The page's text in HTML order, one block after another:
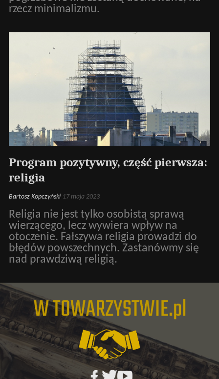
rzecz minimalizmu.
Program pozytywny, część pierwsza:
religia
Bartosz Kopczyński 17 maja 2023
Religia nie jest tylko osobistą sprawą
wierzącego, lecz wywiera wpływ na
otoczenie. Fałszywa religia prowadzi do
błędów powszechnych. Zastanówmy się
nad prawdziwą religią.